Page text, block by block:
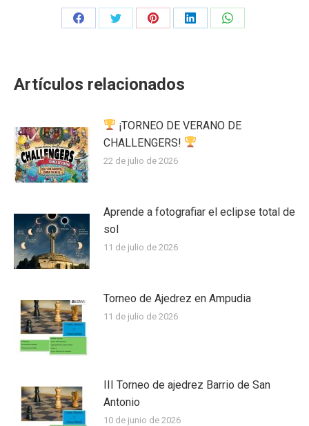
Share
Share
Share
Share
Share
Artículos relacionados
¡TORNEO DE VERANO DE
CHALLENGERS!
22 de julio de 2026
Aprende a fotografiar el eclipse total de
sol
11 de julio de 2026
Torneo de Ajedrez en Ampudia
11 de julio de 2026
III Torneo de ajedrez Barrio de San
Antonio
10 de junio de 2026